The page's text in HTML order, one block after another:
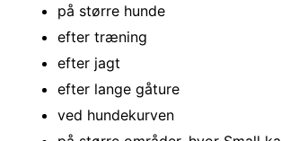
på større hunde
efter træning
efter jagt
efter lange gåture
ved hundekurven